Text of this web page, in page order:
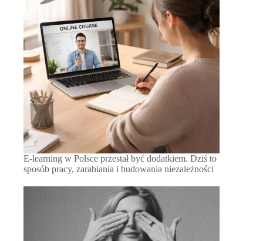
E-learning w Polsce przestał być dodatkiem. Dziś to
sposób pracy, zarabiania i budowania niezależności